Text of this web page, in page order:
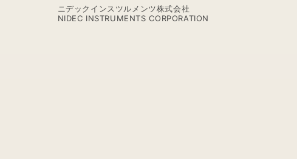
ゆ
ニデックインスツルメンツ株式会社
NIDEC INSTRUMENTS CORPORATION